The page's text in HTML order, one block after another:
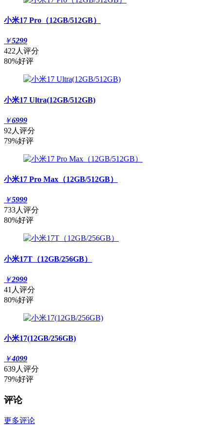
小米17 Pro（12GB/512GB）
￥5299
422人评分
80%好评
小米17 Ultra(12GB/512GB)
￥6999
92人评分
79%好评
小米17 Pro Max（12GB/512GB）
￥5999
733人评分
80%好评
小米17T（12GB/256GB）
￥2999
41人评分
80%好评
小米17(12GB/256GB)
￥4099
639人评分
79%好评
评论
更多评论